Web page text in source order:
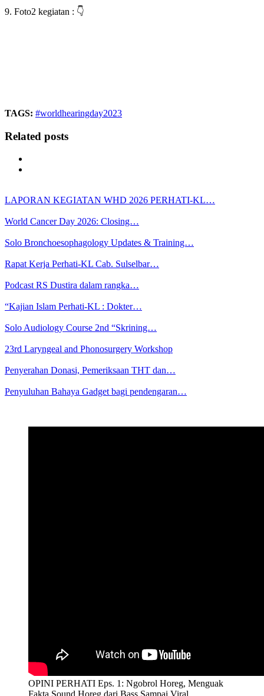
9. Foto2 kegiatan : 👇
TAGS: #worldhearingday2023
Related posts
LAPORAN KEGIATAN WHD 2026 PERHATI-KL…
World Cancer Day 2026: Closing…
Solo Bronchoesophagology Updates & Training…
Rapat Kerja Perhati-KL Cab. Sulselbar…
Podcast RS Dustira dalam rangka…
“Kajian Islam Perhati-KL : Dokter…
Solo Audiology Course 2nd “Skrining…
23rd Laryngeal and Phonosurgery Workshop
Penyerahan Donasi, Pemeriksaan THT dan…
Penyuluhan Bahaya Gadget bagi pendengaran…
OPINI PERHATI Eps. 1: Ngobrol Horeg, Menguak